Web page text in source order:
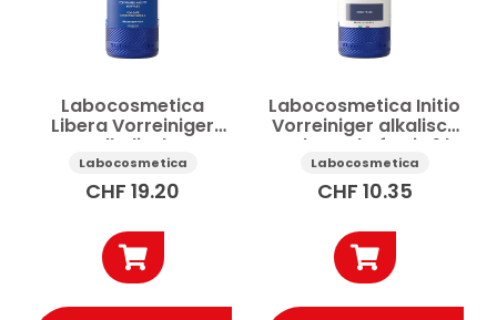
Labocosmetica
Libera Vorreiniger
alkalisch
professionell 1 l
Labocosmetica
CHF 19.20
Labocosmetica Initio
Vorreiniger alkalisch
gebrauchsfertig 1 l
Labocosmetica
CHF 10.35